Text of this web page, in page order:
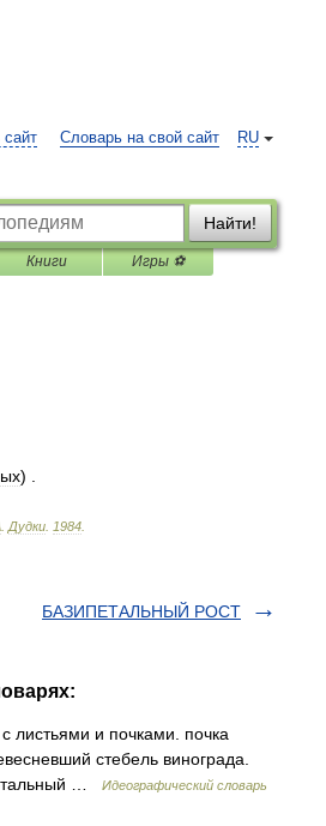
RU
сайт Словарь на свой сайт
Найти!
Книги Игры ⚽
) .
Дудки 1984
БАЗИПЕТАЛЬНЫЙ РОСТ
листьями и почками. почка
стебель винограда.
…
Идеографический словарь